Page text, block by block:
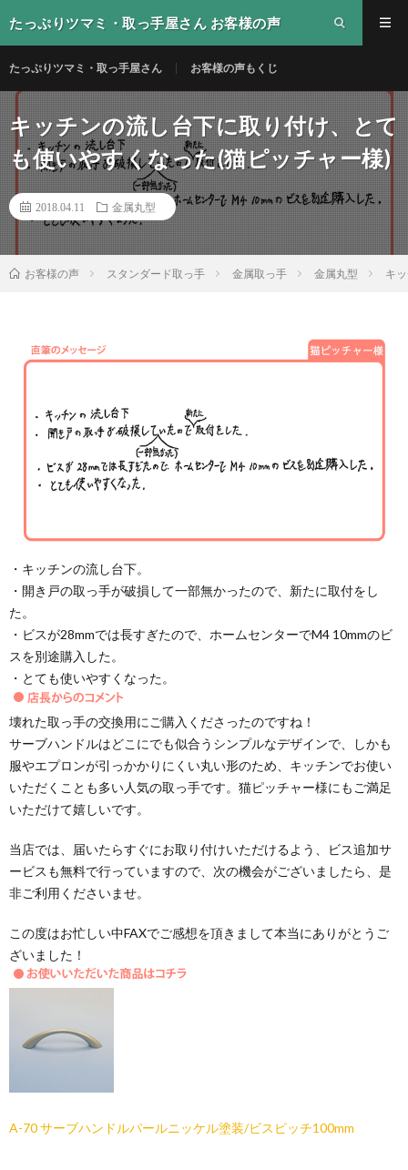
たっぷりツマミ・取っ手屋さん お客様の声
たっぷりツマミ・取っ手屋さん お客様の声もくじ
キッチンの流し台下に取り付け、とて
も使いやすくなった(猫ピッチャー様)
2018.04.11 金属丸型
お客様の声 スタンダード取っ手 金属取っ手 金属丸型 キ
・キッチンの流し台下。
・開き戸の取っ手が破損して一部無かったので、新たに取付をし
た。
・ビスが28mmでは長すぎたので、ホームセンターでM4 10mmのビ
スを別途購入した。
・とても使いやすくなった。
壊れた取っ手の交換用にご購入くださったのですね！
サーブハンドルはどこにでも似合うシンプルなデザインで、しかも
服やエプロンが引っかかりにくい丸い形のため、キッチンでお使い
いただくことも多い人気の取っ手です。猫ピッチャー様にもご満足
いただけて嬉しいです。
当店では、届いたらすぐにお取り付けいただけるよう、ビス追加サ
ービスも無料で行っていますので、次の機会がございましたら、是
非ご利用くださいませ。
この度はお忙しい中FAXでご感想を頂きまして本当にありがとうご
ざいました！
A-70 サーブハンドルパールニッケル塗装/ビスピッチ100mm